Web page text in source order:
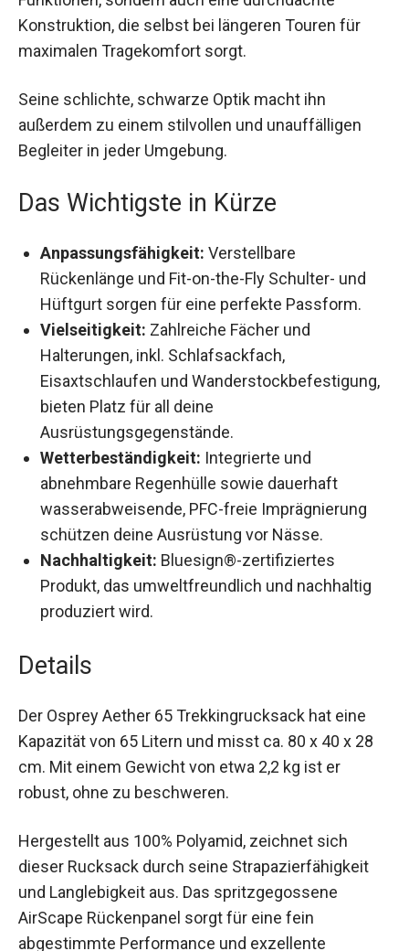
Konstruktion, die selbst bei längeren Touren für
maximalen Tragekomfort sorgt.
außerdem zu einem stilvollen und unauffälligen
Begleiter in jeder Umgebung.
Das Wichtigste in Kürze
Rückenlänge und Fit-on-the-Fly Schulter- und
Hüftgurt sorgen für eine perfekte Passform.
Vielseitigkeit:Zahlreiche Fächer und
Halterungen, inkl. Schlafsackfach,
Eisaxtschlaufen und
Wanderstockbefestigung, bieten Platz für all
deine Ausrüstungsgegenstände.
Wetterbeständigkeit:Integrierte und
abnehmbare Regenhülle sowie dauerhaft
wasserabweisende, PFC-freie Imprägnierung
schützen deine Ausrüstung vor Nässe.
Nachhaltigkeit: Bluesign®-zertifiziertes
Produkt, das umweltfreundlich und nachhaltig
produziert wird.
Details
Kapazität von 65 Litern und misst ca. 80 x 40 x 28
cm. Mit einem Gewicht von etwa 2,2 kg ist er
robust, ohne zu beschweren.
dieser Rucksack durch seine Strapazierfähigkeit
und Langlebigkeit aus. Das spritzgegossene
AirScape Rückenpanel sorgt für eine fein
abgestimmte Performance und exzellente